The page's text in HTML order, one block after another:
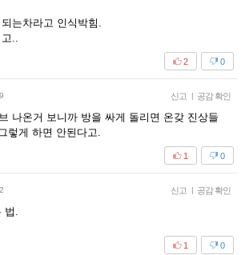
는차라고 인식박힘.
..
0
2
신고 | 공감 확인
나온거 보니까 방을 싸게 돌리면 온갖 진상들
렇게 하면 안된다고.
0
1
신고 | 공감 확인
법.
0
1